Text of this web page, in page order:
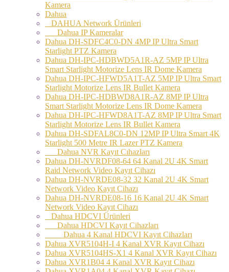
Kamera
Dahua
DAHUA Network Ürünleri
Dahua IP Kameralar
Dahua DH-SDFC4C0-DN 4MP IP Ultra Smart
Starlight PTZ Kamera
Dahua DH-IPC-HDBWD5A1R-AZ 5MP IP Ultra
Smart Starlight Motorize Lens IR Dome Kamera
Dahua DH-IPC-HFWD5A1T-AZ 5MP IP Ultra Smart
Starlight Motorize Lens IR Bullet Kamera
Dahua DH-IPC-HDBWD8A1R-AZ 8MP IP Ultra
Smart Starlight Motorize Lens IR Dome Kamera
Dahua DH-IPC-HFWD8A1T-AZ 8MP IP Ultra Smart
Starlight Motorize Lens IR Bullet Kamera
Dahua DH-SDFAL8C0-DN 12MP IP Ultra Smart 4K
Starlight 500 Metre IR Lazer PTZ Kamera
Dahua NVR Kayıt Cıhazları
Dahua DH-NVRDF08-64 64 Kanal 2U 4K Smart
Raid Network Video Kayıt Cihazı
Dahua DH-NVRDE08-32 32 Kanal 2U 4K Smart
Network Video Kayıt Cihazı
Dahua DH-NVRDE08-16 16 Kanal 2U 4K Smart
Network Video Kayıt Cihazı
Dahua HDCVI Ürünleri
Dahua HDCVI Kayıt Cihazları
Dahua 4 Kanal HDCVI Kayıt Cihazları
Dahua XVR5104H-I 4 Kanal XVR Kayıt Cihazı
Dahua XVR5104HS-X1 4 Kanal XVR Kayıt Cihazı
Dahua XVR1B04 4 Kanal XVR Kayıt Cihazı